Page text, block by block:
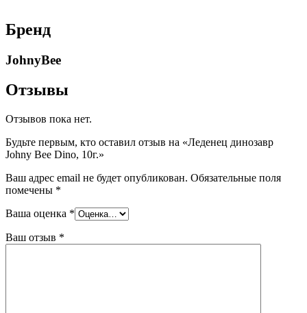
Бренд
JohnyBee
Отзывы
Отзывов пока нет.
Будьте первым, кто оставил отзыв на «Леденец динозавр
Johny Bee Dino, 10г.»
Ваш адрес email не будет опубликован. Обязательные поля
помечены *
Ваша оценка *
Ваш отзыв *